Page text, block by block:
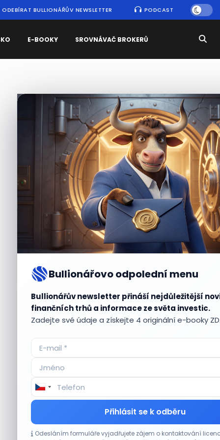
ODEBÍRAT BULLIONÁŘŮV NEWSLETTER PODCAST
E-BOOKY SROVNÁVAČ BROKERŮ
Bullionářovo odpolední menu
Bullionářův newsletter přináší nejdůležitější
finančních trhů a informace ze světa investic.
Zadejte své údaje a získejte 4 originální e-booky
Přihlásit se k odběru
Odesláním formuláře vyjadřujete zájem o kontaktování
Nejčtenějšízprávy
Aktuálnípříležitosti
Plány Starlinku srazily akcie T-Mobile, AT&T